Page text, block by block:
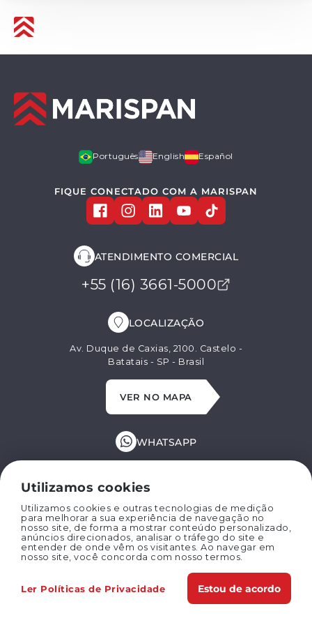
Utilizamos cookies
Utilizamos cookies e outras tecnologias de medição
para melhorar a sua experiência de navegação no
nosso site, de forma a mostrar conteúdo personalizado,
anúncios direcionados, analisar o tráfego do site e
entender de onde vêm os visitantes. Ao navegar em
nosso site, você concorda com nosso termos.
Ler Políticas de Privacidade Estou de acordo
Português English Español
FIQUE CONECTADO COM A MARISPAN
ATENDIMENTO COMERCIAL
+55 (16) 3661-5000
LOCALIZAÇÃO
Av. Duque de Caxias, 2100. Castelo -
Batatais - SP - Brasil
VER NO MAPA
WHATSAPP
E-MAIL
marispan@marispan.com.br
Copyright © 2024 MARISPAN IMPLEMENTOS AGRÍCOLAS LTDA
Políticas de Privacidade